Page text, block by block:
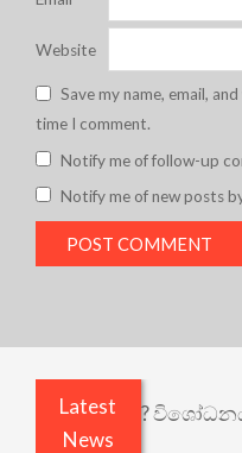
Website
Save my name, email,
time I comment.
Notify me of follow-up
Notify me of new posts
Latest
News
කුඩු නැත් ද? විශෝධනය